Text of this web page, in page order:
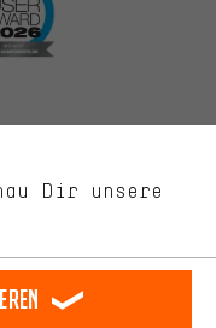
Dir unsere
uns, Deine Interessen
Produkte und Tipps zu
suchst und brauchst.
Webseite und
Mit Komfort-Cookies
Plattformen her. So
und Informationen zur